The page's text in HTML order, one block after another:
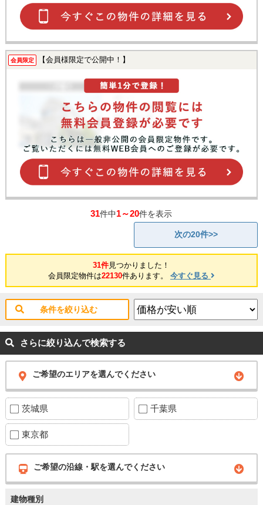
会員限定 【会員様限定で公開中！】
31件中1～20件を表示
次の20件>>
31件見つかりました！
会員限定物件は22130件あります。 今すぐ見る
条件を絞り込む
さらに絞り込んで検索する
ご希望のエリアを選んでください
茨城県 千葉県
東京都
ご希望の沿線・駅を選んでください
建物種別